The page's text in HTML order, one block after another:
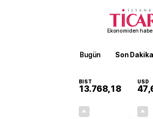
Ekonomiden
Bugün Son Dakika
BIST
13.768,18
USD